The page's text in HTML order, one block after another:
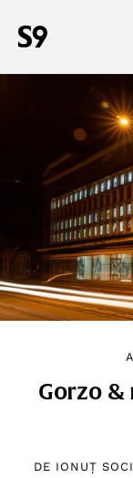
Gorzo &
DE IONUȚ